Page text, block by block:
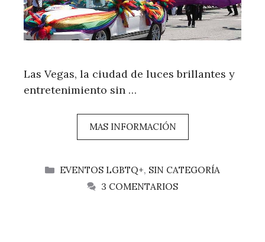
Las Vegas, la ciudad de luces brillantes y
entretenimiento sin …
MAS INFORMACIÓN
CATEGORÍAS
EVENTOS LGBTQ+, SIN CATEGORÍA
3 COMENTARIOS